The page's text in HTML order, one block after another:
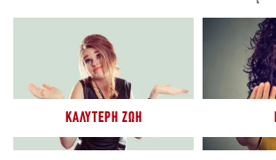
ΚΑΛΎΤΕΡΗ ΖΩΉ